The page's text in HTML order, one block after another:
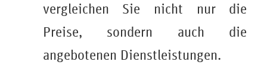
vergleichen Sie nicht nur die
Preise, sondern auch die
angebotenen Dienstleistungen.